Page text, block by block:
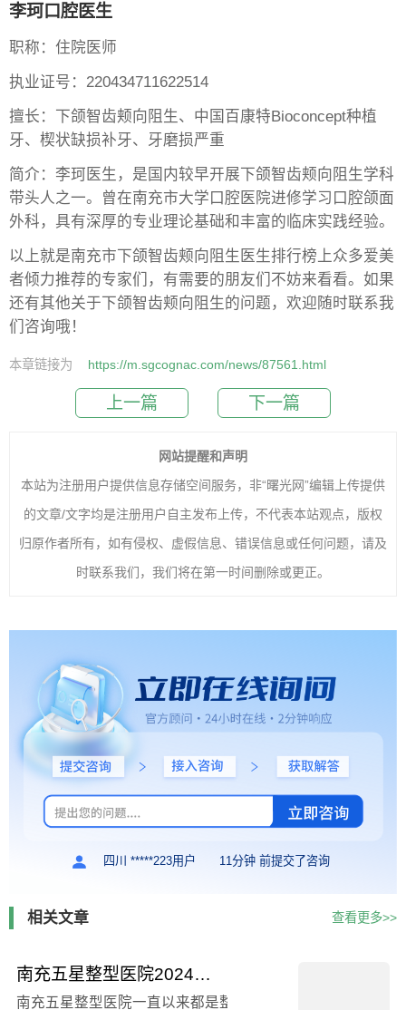
李珂口腔医生
职称：住院医师
执业证号：220434711622514
擅长：下颌智齿颊向阻生、中国百康特Bioconcept种植
牙、楔状缺损补牙、牙磨损严重
简介：李珂医生，是国内较早开展下颌智齿颊向阻生学科
带头人之一。曾在南充市大学口腔医院进修学习口腔颌面
外科，具有深厚的专业理论基础和丰富的临床实践经验。
以上就是南充市下颌智齿颊向阻生医生排行榜上众多爱美
者倾力推荐的专家们，有需要的朋友们不妨来看看。如果
还有其他关于下颌智齿颊向阻生的问题，欢迎随时联系我
们咨询哦！
本章链接为 https://m.sgcognac.com/news/87561.html
上一篇 下一篇
网站提醒和声明
本站为注册用户提供信息存储空间服务，非“曙光网”编辑上传提供
的文章/文字均是注册用户自主发布上传，不代表本站观点，版权
归原作者所有，如有侵权、虚假信息、错误信息或任何问题，请及
时联系我们，我们将在第一时间删除或更正。
四川 *****223用户 11分钟 前提交了咨询
相关文章 查看更多>>
南充五星整型医院2024版整形费用表明细全新一览，鼻子软骨歪矫正术例子分享
南充五星整型医院一直以来都是整形美容领域的佼佼者，其